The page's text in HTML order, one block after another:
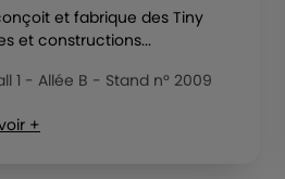
et fabrique des Tiny
et constructions...
1 - Allée B - Stand n° 2009
+